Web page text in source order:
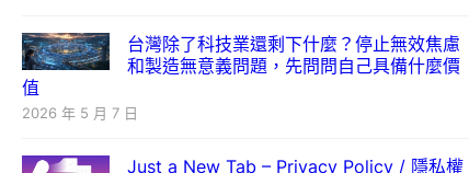
台灣除了科技業還剩下什麼？停止無效焦慮
和製造無意義問題，先問問自己具備什麼價
值
2026 年 5 月 7 日
Just a New Tab – Privacy Policy / 隱私權